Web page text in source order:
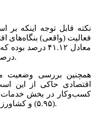
نکته قابل توجه اینکه
درصد) کاهش ۳.۱ واحد درصدی داشته است.
همچنین بررسی وضعیت
(۵.۹۵) و کشاورزی (۵.۹۸) نامناسب‌تر ارزیابی شده است.